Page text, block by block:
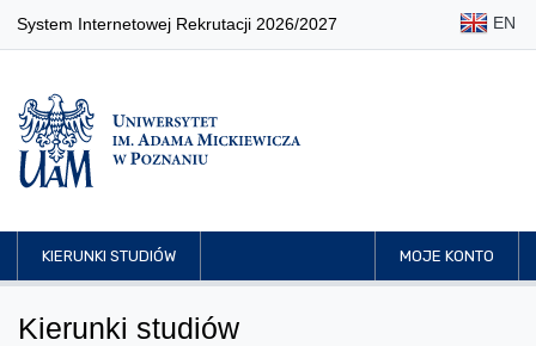
System Internetowej Rekrutacji 2026/2027 EN
KIERUNKI STUDIÓW MOJE KONTO
Kierunki studiów